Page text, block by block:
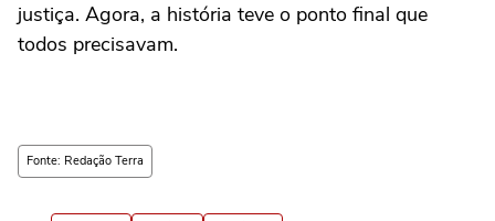
justiça. Agora, a história teve o ponto final que
todos precisavam.
Fonte: Redação Terra